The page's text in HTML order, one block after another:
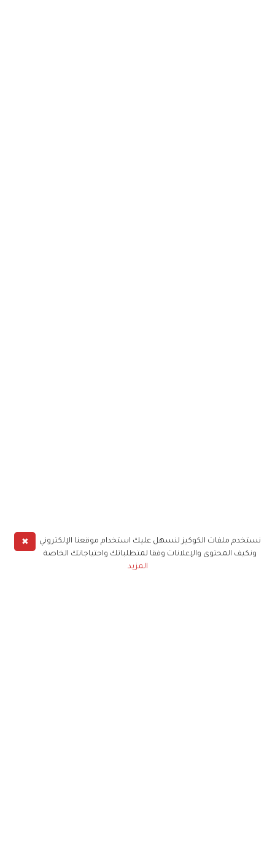
✖
نستخدم ملفات الكوكيز لنسهل عليك استخدام موقعنا الإلكتروني
ونكيف المحتوى والإعلانات وفقا لمتطلباتك واحتياجاتك الخاصة
المزيد